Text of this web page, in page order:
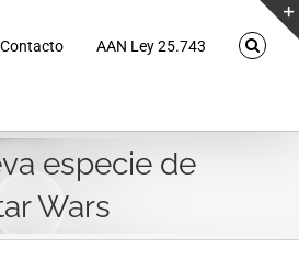
Contacto AAN Ley 25.743
especie de
Wars